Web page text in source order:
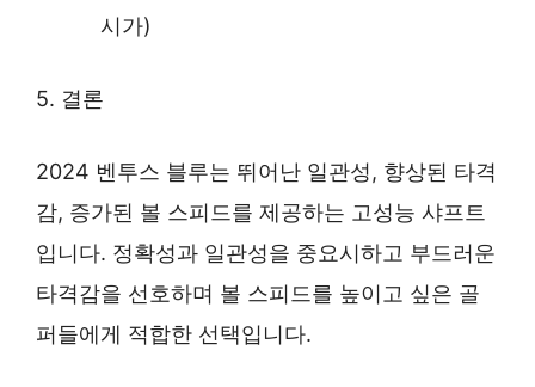
시가)
5. 결론
2024 벤투스 블루는 뛰어난 일관성, 향상된 타격
감, 증가된 볼 스피드를 제공하는 고성능 샤프트
입니다. 정확성과 일관성을 중요시하고 부드러운
타격감을 선호하며 볼 스피드를 높이고 싶은 골
퍼들에게 적합한 선택입니다.